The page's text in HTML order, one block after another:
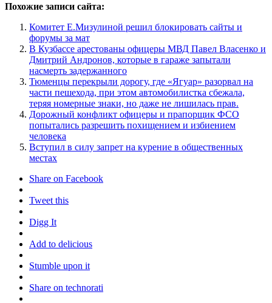
Похожие записи сайта:
Комитет Е.Мизулиной решил блокировать сайты и
форумы за мат
В Кузбассе арестованы офицеры МВД Павел Власенко и
Дмитрий Андронов, которые в гараже запытали
насмерть задержанного
Тюменцы перекрыли дорогу, где «Ягуар» разорвал на
части пешехода, при этом автомобилистка сбежала,
теряя номерные знаки, но даже не лишилась прав.
Дорожный конфликт офицеры и прапорщик ФСО
попытались разрешить похищением и избиением
человека
Вступил в силу запрет на курение в общественных
местах
Share on Facebook
Tweet this
Digg It
Add to delicious
Stumble upon it
Share on technorati